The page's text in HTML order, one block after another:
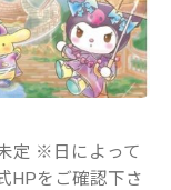
定 ※日によって
HPをご確認下さ